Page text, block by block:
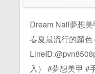
Dream Nail夢想
春夏最流行的顏
入） #夢想美甲 #